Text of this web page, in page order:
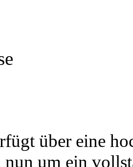
über eine
nun um ein